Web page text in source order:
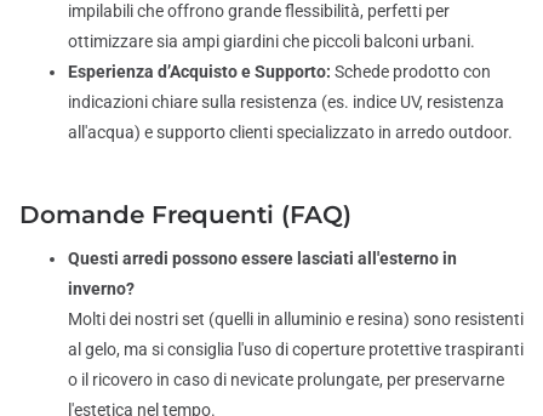
impilabili che offrono grande flessibilità, perfetti per
ottimizzare sia ampi giardini che piccoli balconi urbani.
Esperienza d’Acquisto e Supporto: Schede prodotto con
indicazioni chiare sulla resistenza (es. indice UV, resistenza
all'acqua) e supporto clienti specializzato in arredo outdoor.
Domande Frequenti (FAQ)
Questi arredi possono essere lasciati all'esterno in
inverno?
Molti dei nostri set (quelli in alluminio e resina) sono resistenti
al gelo, ma si consiglia l'uso di coperture protettive traspiranti
o il ricovero in caso di nevicate prolungate, per preservarne
l'estetica nel tempo.